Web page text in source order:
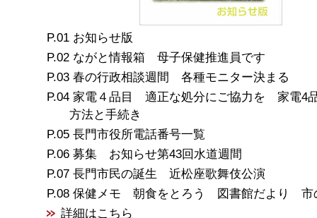
お知らせ版
ながと情報箱 母子保健推進員です
春の行政相談週間 各種モニター決まる
家電４品目 適正な処分にご協力を 家電4
方法と手続き
長門市役所電話番号一覧
募集 お知らせ第43回水道週間
長門市民の誕生 近松座歌舞伎公演
保健メモ 朝食をとろう 図書館だより 市
詳細はこちら